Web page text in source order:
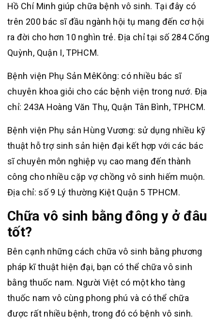
Hồ Chí Minh giúp chữa bệnh vô sinh. Tại đây có
trên 200 bác sĩ đầu ngành hội tụ mang đến cơ hội
ra đời cho hơn 10 nghìn trẻ. Địa chỉ tại số 284 Cống
Quỳnh, Quận I, TPHCM.
Bệnh viện Phụ Sản MêKông: có nhiều bác sĩ
chuyên khoa giỏi cho các bệnh viện trong nướ. Địa
chỉ: 243A Hoàng Văn Thụ, Quận Tân Bình, TPHCM.
Bệnh viện Phụ sản Hùng Vương: sử dụng nhiều kỹ
thuật hỗ trợ sinh sản hiện đại kết hợp với các bác
sĩ chuyên môn nghiệp vụ cao mang đến thành
công cho nhiều cặp vợ chồng vô sinh hiếm muộn.
Địa chỉ: số 9 Lý thường Kiệt Quận 5 TPHCM.
Chữa vô sinh bằng đông y ở đâu
tốt?
Bên cạnh những cách chữa vô sinh bằng phương
pháp kĩ thuật hiện đại, bạn có thể chữa vô sinh
bằng thuốc nam. Người Việt có một kho tàng
thuốc nam vô cùng phong phú và có thể chữa
được rất nhiều bệnh, trong đó có bệnh vô sinh.